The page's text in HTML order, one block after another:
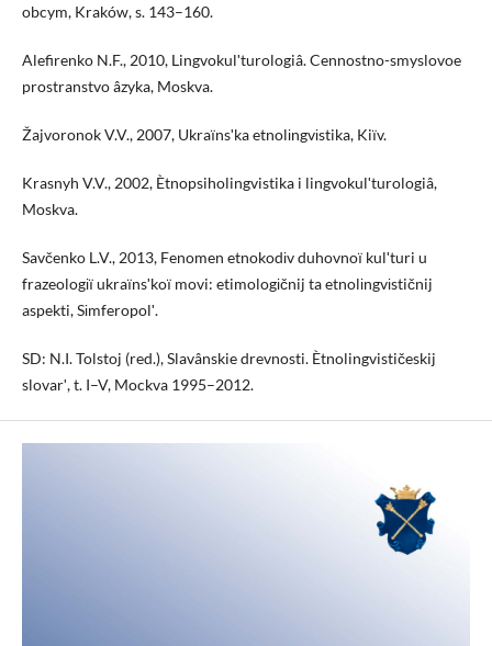
obcym, Kraków, s. 143–160.
Alefirenko N.F., 2010, Lingvokulʹturologiâ. Cennostno-smyslovoe
prostranstvo âzyka, Moskva.
Žajvoronok V.V., 2007, Ukraїnsʹka etnolіngvіstika, Kiїv.
Krasnyh V.V., 2002, Ètnopsiholingvistika i lingvokulʹturologiâ,
Moskva.
Savčenko L.V., 2013, Fenomen etnokodіv duhovnoї kulʹturi u
frazeologії ukraїnsʹkoї movi: etimologіčnij ta etnolіngvіstičnij
aspekti, Sіmferopolʹ.
SD: N.I. Tolstoj (red.), Slavânskie drevnosti. Ètnolingvističeskij
slovarʹ, t. I–V, Mockva 1995–2012.